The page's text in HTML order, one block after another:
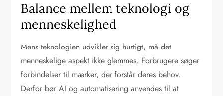
Balance mellem teknologi og
menneskelighed
Mens teknologien udvikler sig hurtigt, må det
menneskelige aspekt ikke glemmes. Forbrugere søger
forbindelser til mærker, der forstår deres behov.
Derfor bør AI og automatisering anvendes til at